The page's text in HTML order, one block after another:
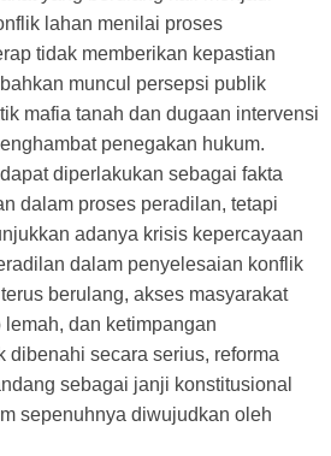
lahan menilai proses
tidak memberikan kepastian
muncul persepsi publik
mafia tanah dan dugaan intervensi
penegakan hukum.
diperlakukan sebagai fakta
dalam proses peradilan, tetapi
adanya krisis kepercayaan
dalam penyelesaian konflik
berulang, akses masyarakat
dan ketimpangan
dibenahi secara serius, reforma
sebagai janji konstitusional
sepenuhnya diwujudkan oleh